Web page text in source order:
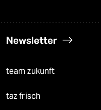
Newsletter
team zukunft
taz frisch